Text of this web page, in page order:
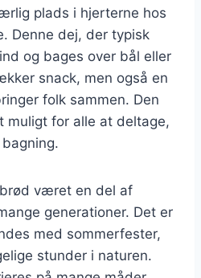
plads i hjerterne hos
Denne dej, der typisk
og bages over bål eller
snack, men også en
folk sammen. Den
muligt for alle at deltage,
været en del af
generationer. Det er
med sommerfester,
stunder i naturen.